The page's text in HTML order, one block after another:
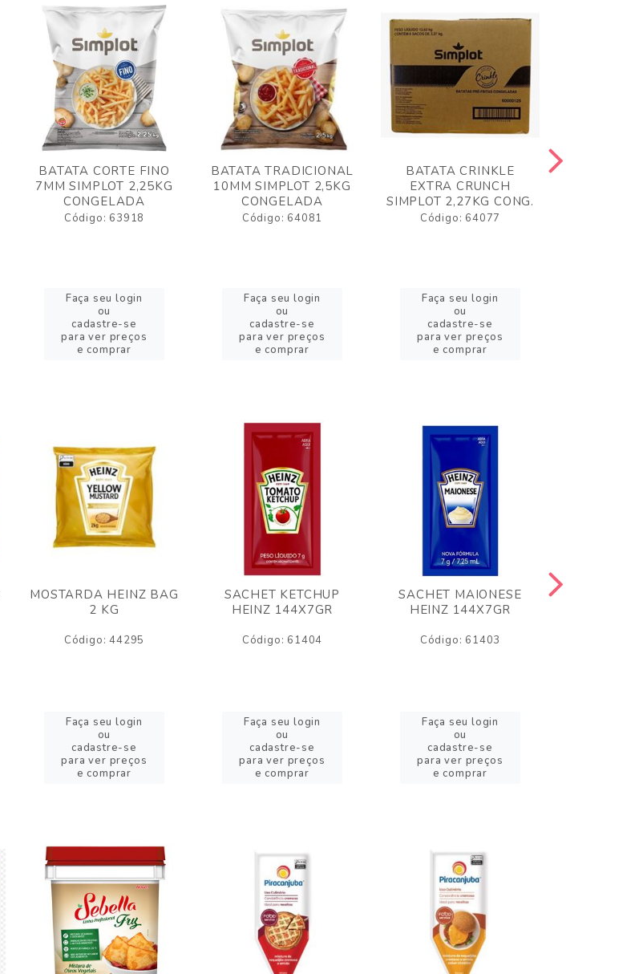
BATATA CORTE FINO
7MM SIMPLOT 2,25KG
CONGELADA
Código: 63918
Faça seu login
ou
cadastre-se
para ver preços
e comprar
BATATA TRADICIONAL
10MM SIMPLOT 2,5KG
CONGELADA
Código: 64081
Faça seu login
ou
cadastre-se
para ver preços
e comprar
BATATA CRINKLE
EXTRA CRUNCH
SIMPLOT 2,27KG CONG.
Código: 64077
Faça seu login
ou
cadastre-se
para ver preços
e comprar
MOSTARDA HEINZ BAG
2 KG
Código: 44295
Faça seu login
ou
cadastre-se
para ver preços
e comprar
SACHET KETCHUP
HEINZ 144X7GR
Código: 61404
Faça seu login
ou
cadastre-se
para ver preços
e comprar
SACHET MAIONESE
HEINZ 144X7GR
Código: 61403
Faça seu login
ou
cadastre-se
para ver preços
e comprar